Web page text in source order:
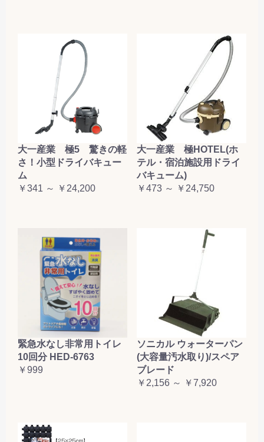
大一産業 極5 驚きの軽
さ！小型ドライバキュー
ム
￥341 ～ ￥24,200
大一産業 極HOTEL(ホ
テル・宿泊施設用ドライ
バキューム)
￥473 ～ ￥24,750
緊急水なし非常用トイレ
10回分 HED-6763
￥999
ソニカル ウォーターパン
(大容量汚水取り)/スペア
ブレード
￥2,156 ～ ￥7,920